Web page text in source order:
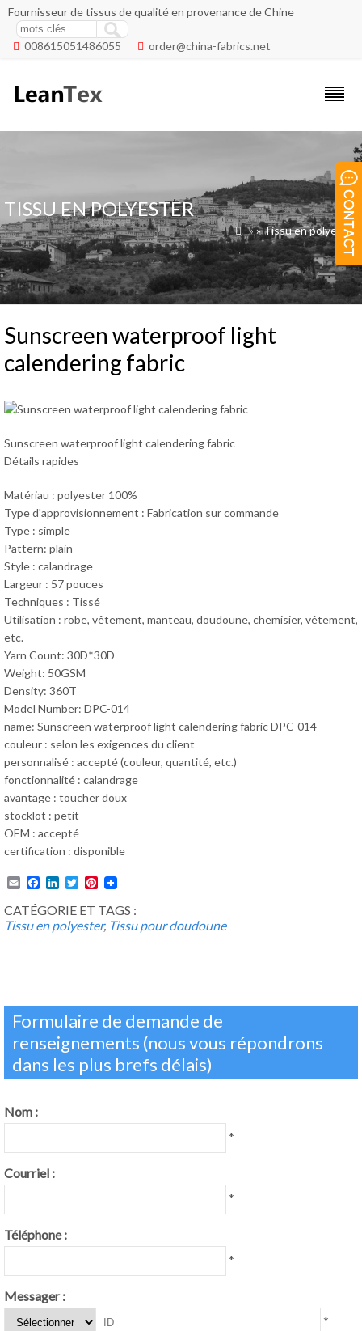
Fournisseur de tissus de qualité en provenance de Chine
 008615051486055  order@china-fabrics.net
TISSU EN POLYESTER
 »»Tissu en polyester
Sunscreen waterproof light
calendering fabric
Sunscreen waterproof light calendering fabric
Détails rapides
Matériau : polyester 100%
Type d'approvisionnement : Fabrication sur commande
Type : simple
Pattern: plain
Style : calandrage
Largeur : 57 pouces
Techniques : Tissé
Utilisation : robe, vêtement, manteau, doudoune, chemisier, vêtement,
etc.
Yarn Count: 30D*30D
Weight: 50GSM
Density: 360T
Model Number: DPC-014
name: Sunscreen waterproof light calendering fabric DPC-014
couleur : selon les exigences du client
personnalisé : accepté (couleur, quantité, etc.)
fonctionnalité : calandrage
avantage : toucher doux
stocklot : petit
OEM : accepté
certification : disponible
EmailFacebook
LinkedIn
TwitterPinterest
CATÉGORIE ET TAGS :
Tissu en polyester, Tissu pour doudoune
Formulaire de demande de
renseignements (nous vous répondrons
dans les plus brefs délais)
Nom :
*
Courriel :
*
Téléphone :
*
Messager :
*